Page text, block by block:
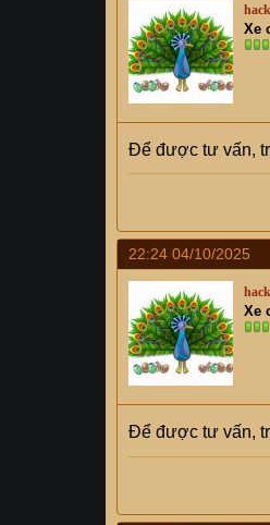
Xe
Để được tư vấn,
22:24 04/10/2025
Xe
Để được tư vấn,